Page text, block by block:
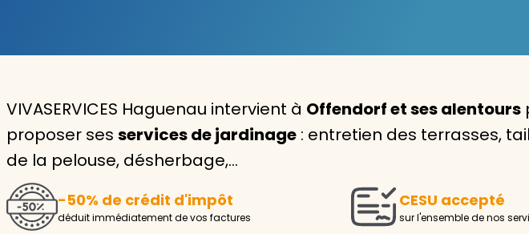
Aide à la personne
Seniors
Handicaps
Voir tous les services
Avec
service à
Pour l’entretien de
ou
VIVASERVICES Haguenau intervient à Offendorf et ses alentours
proposer ses services de jardinage : entretien des terrasses,
de la pelouse, désherbage,…
-50% de crédit d'impôt
déduit immédiatement de vos factures
CESU accepté
sur l'ensemble de nos